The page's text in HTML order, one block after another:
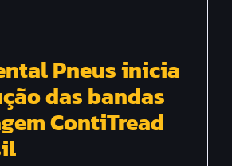
Pneus inicia
das bandas
ContiTread